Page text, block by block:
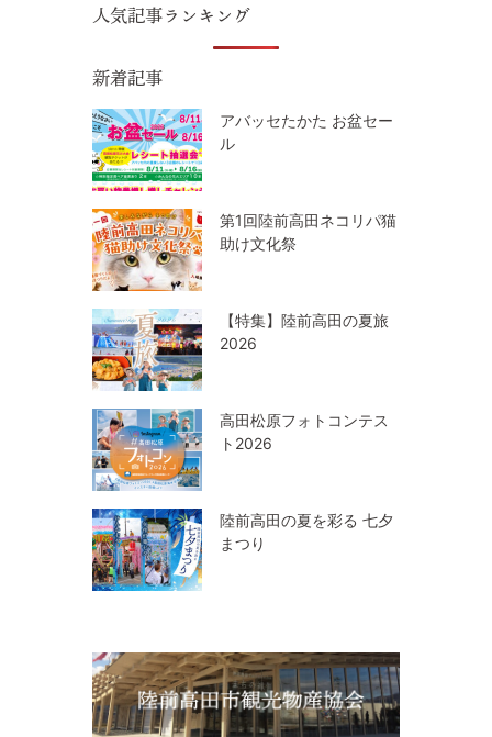
人気記事ランキング
新着記事
アバッセたかた お盆セー
ル
第1回陸前高田ネコリパ猫
助け文化祭
【特集】陸前高田の夏旅
2026
高田松原フォトコンテス
ト2026
陸前高田の夏を彩る 七夕
まつり